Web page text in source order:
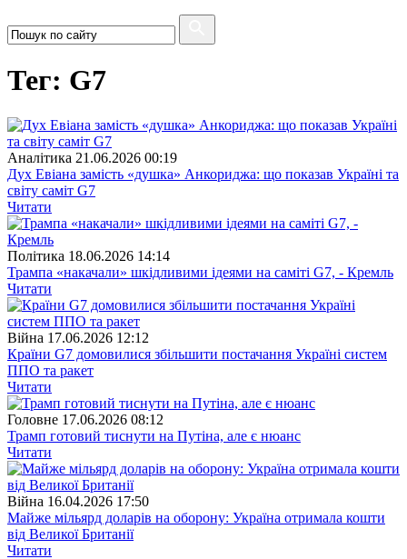
Тег: G7
Аналітика 21.06.2026 00:19
Дух Евіана замість «душка» Анкориджа: що показав Україні та
світу саміт G7
Читати
Полiтика 18.06.2026 14:14
Трампа «накачали» шкідливими ідеями на саміті G7, - Кремль
Читати
Війна 17.06.2026 12:12
Країни G7 домовилися збільшити постачання Україні систем
ППО та ракет
Читати
Головне 17.06.2026 08:12
Трамп готовий тиснути на Путіна, але є нюанс
Читати
Війна 16.04.2026 17:50
Майже мільярд доларів на оборону: Україна отримала кошти
від Великої Британії
Читати